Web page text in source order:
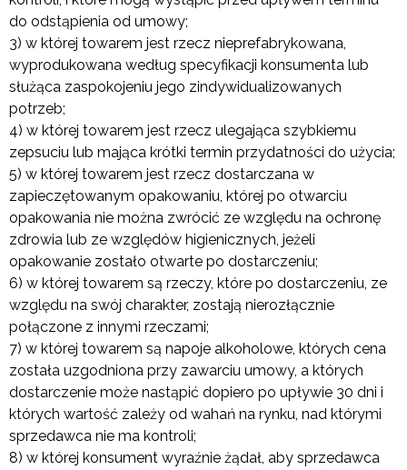
do odstąpienia od umowy;
3) w której towarem jest rzecz nieprefabrykowana,
wyprodukowana według specyfikacji konsumenta lub
służąca zaspokojeniu jego zindywidualizowanych
potrzeb;
4) w której towarem jest rzecz ulegająca szybkiemu
zepsuciu lub mająca krótki termin przydatności do użycia;
5) w której towarem jest rzecz dostarczana w
zapieczętowanym opakowaniu, której po otwarciu
opakowania nie można zwrócić ze względu na ochronę
zdrowia lub ze względów higienicznych, jeżeli
opakowanie zostało otwarte po dostarczeniu;
6) w której towarem są rzeczy, które po dostarczeniu, ze
względu na swój charakter, zostają nierozłącznie
połączone z innymi rzeczami;
7) w której towarem są napoje alkoholowe, których cena
została uzgodniona przy zawarciu umowy, a których
dostarczenie może nastąpić dopiero po upływie 30 dni i
których wartość zależy od wahań na rynku, nad którymi
sprzedawca nie ma kontroli;
8) w której konsument wyraźnie żądał, aby sprzedawca